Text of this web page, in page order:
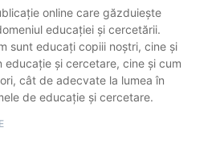
online care găzduiește
educației și cercetării.
sunt educați copiii noștri, cine și
și cercetare, cine și cum
cât de adecvate la lumea în
de educație și cercetare.